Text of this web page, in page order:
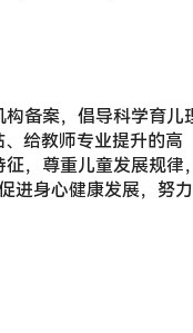
进身心健康发展，努力